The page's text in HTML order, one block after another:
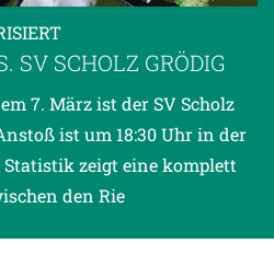
SV SCHOLZ GRÖDIG
7. März ist der SV Scholz
ist um 18:30 Uhr in der
Statistik zeigt eine komplett
den Rie